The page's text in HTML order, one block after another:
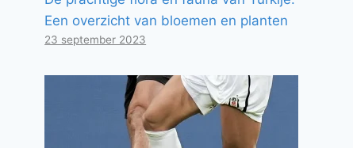
Een overzicht van bloemen en planten
23 september 2023